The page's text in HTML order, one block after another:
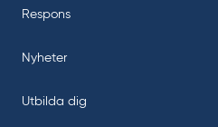
Respons
Nyheter
Utbilda dig